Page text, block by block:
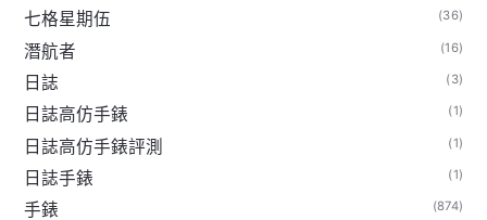
七格星期伍 (36)
潛航者 (16)
日誌 (3)
日誌高仿手錶 (1)
日誌高仿手錶評測 (1)
日誌手錶 (1)
手錶 (874)